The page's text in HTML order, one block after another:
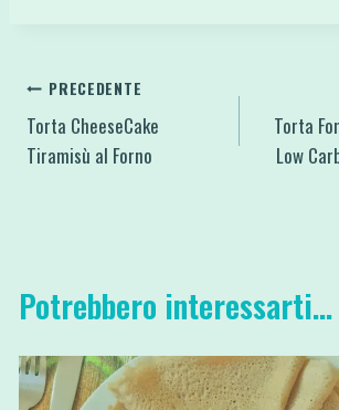
Navigazione
articoli
PRECEDENTE
Torta CheeseCake
Tiramisù al Forno
Torta
Low
Potrebbero interessarti...